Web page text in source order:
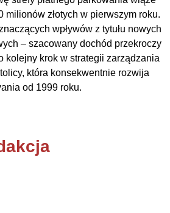
milionów złotych w pierwszym roku.
wpływów z tytułu nowych
– szacowany dochód przekroczy
kolejny krok w strategii zarządzania
która konsekwentnie rozwija
od 1999 roku.